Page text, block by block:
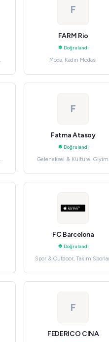
F
FARM Rio
Doğrulandı
Moda, Kadın Modası
F
Fatma Atasoy
Doğrulandı
Geleneksel & Kültürel Giyim,
FC Barcelona
Doğrulandı
Spor & Outdoor, Takım
F
FEDERICO CINA